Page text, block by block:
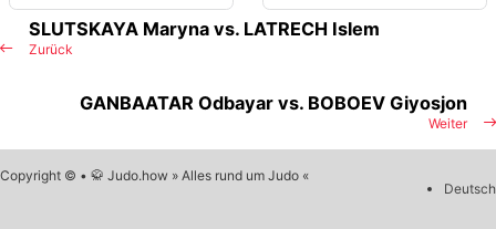
Zurück
SLUTSKAYA Maryna vs. LATRECH Islem
Weiter
GANBAATAR Odbayar vs. BOBOEV Giyosjon
Copyright © • 🥋 Judo.how » Alles rund um Judo «
Deutsch